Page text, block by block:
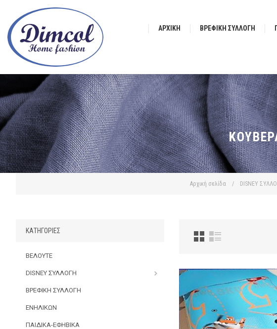
ΑΡΧΙΚΉ ΒΡΕΦΙΚΗ ΣΥΛΛΟΓΗ
Αρχική σελίδα / DISNEY
ΚΑΤΗΓΟΡΊΕΣ
ΒΕΛΟΥΤΕ
DISNEY ΣΥΛΛΟΓΗ
ΒΡΕΦΙΚΗ ΣΥΛΛΟΓΗ
ΕΝΗΛΙΚΩΝ
ΠΑΙΔΙΚΑ-ΕΦΗΒΙΚΑ